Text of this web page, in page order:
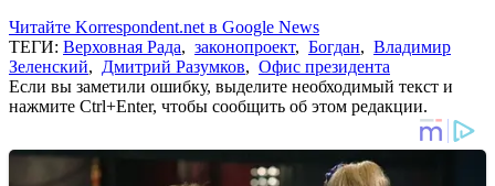
Читайте Korrespondent.net в Google News
ТЕГИ: Верховная Рада, законопроект, Богдан, Владимир
Зеленский, Дмитрий Разумков, Офис президента
Если вы заметили ошибку, выделите необходимый текст и
нажмите Ctrl+Enter, чтобы сообщить об этом редакции.